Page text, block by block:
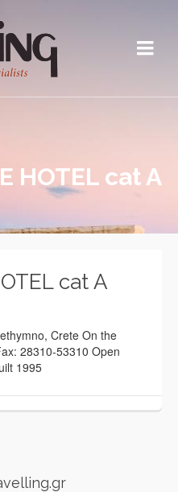
HOTEL cat A
cat A
Crete On the
28310-53310 Open
1995